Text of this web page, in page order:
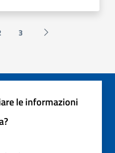
3 Successiva »
le informazioni